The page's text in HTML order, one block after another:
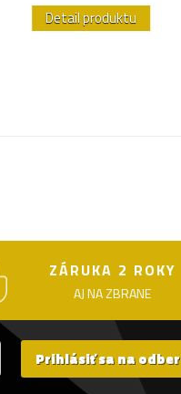
Detail produktu
ZÁRUKA 2 ROKY
AJ NA ZBRANE
Prihlásiť sa na odber